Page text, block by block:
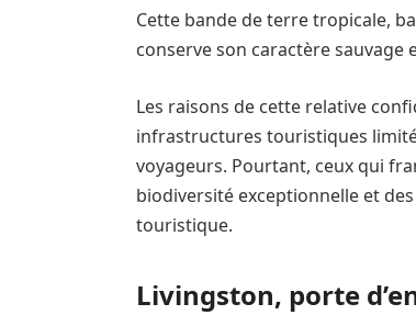
Cette bande de terre tropicale,
conserve son caractère sauvage
Les raisons de cette relative
infrastructures touristiques
voyageurs. Pourtant, ceux qui
biodiversité exceptionnelle et
touristique.
Livingston, porte